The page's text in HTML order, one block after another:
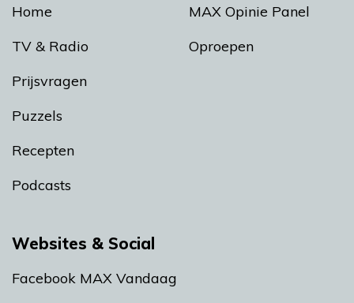
Home
TV & Radio
Prijsvragen
Puzzels
Recepten
Podcasts
MAX Opinie Panel
Oproepen
Websites & Social
Facebook MAX Vandaag